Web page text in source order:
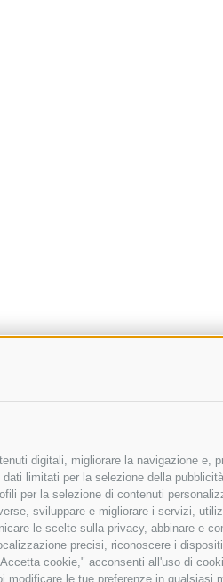
digitali, migliorare la navigazione e,
limitati per la selezione della
per la selezione di contenuti
sviluppare e migliorare i servizi,
le scelte sulla privacy, abbinare e
precisi, riconoscere i
cookie," acconsenti all'uso di
le tue preferenze in qualsiasi